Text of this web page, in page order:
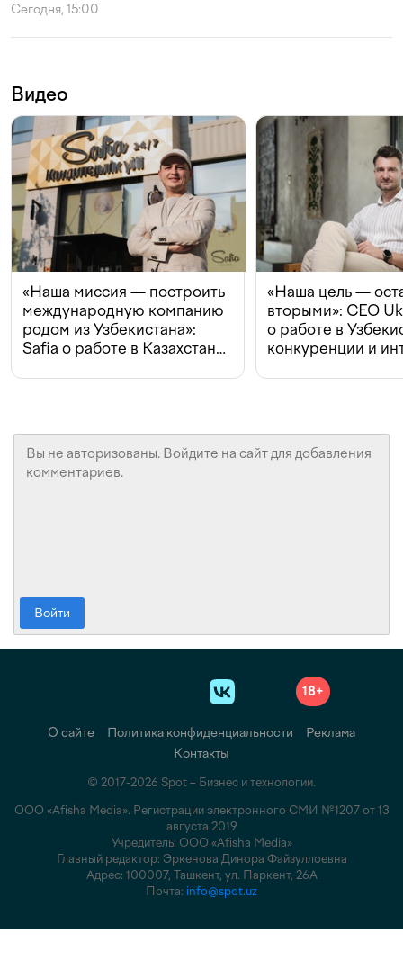
Сегодня, 15:00
Видео
«Наша миссия — построить
международную компанию
родом из Узбекистана»:
Safia о работе в Казахстане,
«Наша цель —
вторыми»: CEO
о работе в
конкуренции и
Войти
18+
О сайте Политика конфиденциальности
Реклама
Контакты
© 2017-2026 Spot – Бизнес и технологии.
ООО «Afisha Media». Регистрации электронного СМИ №1207 от 13
августа 2019
Учредитель: ООО «Afisha Media»
Главный редактор: Эркенова Динора Файзуллоевна
Адрес: 100007, Ташкент, ул. Паркент, 26А
Почта: info@spot.uz